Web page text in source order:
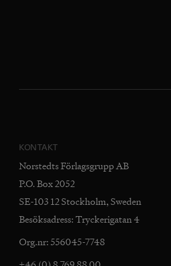
KONTAKT
Norstedts Förlagsgrupp AB
P.O. Box 2052
SE-103 12 Stockholm, Sweden
Besöksadress: Tryckerigatan 4
Org.nr: 556045-7748